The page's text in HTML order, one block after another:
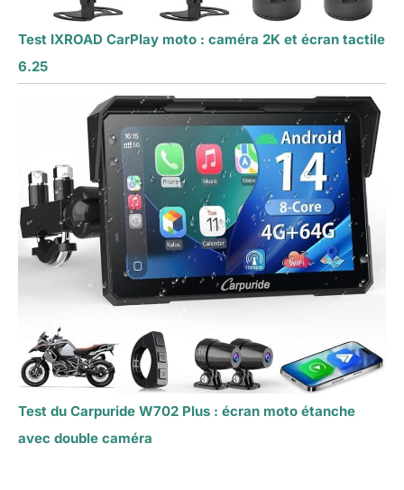
Test IXROAD CarPlay moto : caméra 2K et écran tactile
6.25
Test du Carpuride W702 Plus : écran moto étanche
avec double caméra